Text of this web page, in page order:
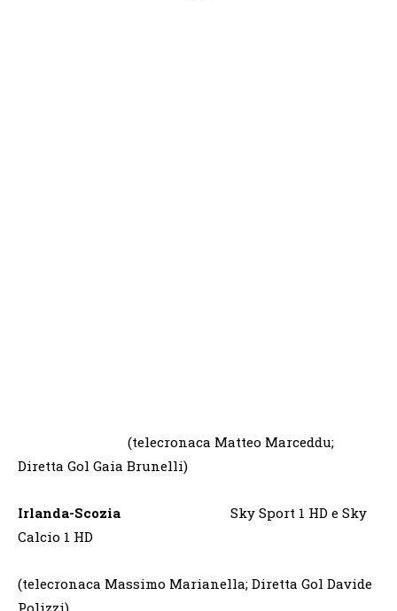
(telecronaca Matteo Marceddu;
Diretta Gol Gaia Brunelli)
Irlanda-Scozia Sky Sport 1 HD e Sky
Calcio 1 HD
(telecronaca Massimo Marianella; Diretta Gol Davide
Polizzi)